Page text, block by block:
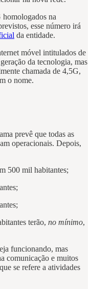
homologados na
esse número irá
da entidade.
móvel intitulados de
da tecnologia, mas
chamada de 4,5G,
o nome.
prevê que todas as
operacionais. Depois,
500 mil habitantes;
terão, no mínimo,
funcionando, mas
comunicação e muitos
se refere a atividades